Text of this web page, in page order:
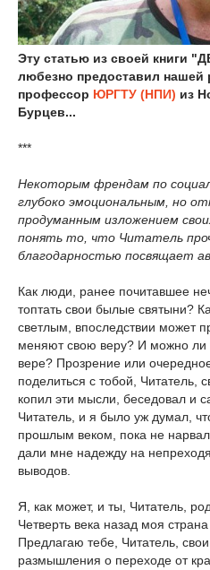
Эту статью из своей книги
любезно предоставил нашей
профессор ЮРГТУ (НПИ) из
Бурцев...
***
Некоторым френдам по
глубоко эмоциональным, но
продуманным изложением
понять то, что Читатель
благодарностью посвящает
Как люди, ранее почитавшее
топтать свои былые святыни?
светлым, впоследствии может
меняют свою веру? И можно ли
вере? Прозрение или
поделиться с тобой, Читатель,
копил эти мысли, беседовал и
Читатель, и я было уж думал,
прошлым веком, пока не
дали мне надежду на
выводов.
Я, как может, и ты, Читатель,
Четверть века назад моя страна
Предлагаю тебе, Читатель,
размышления о переходе от